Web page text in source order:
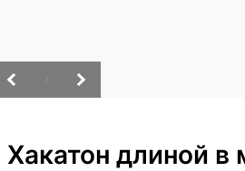
Хакатон длиной в